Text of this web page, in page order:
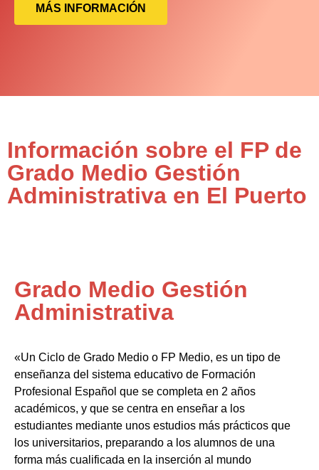
MÁS INFORMACIÓN
Información sobre el FP de
Grado Medio Gestión
Administrativa en El Puerto
Grado Medio Gestión
Administrativa
«Un Ciclo de Grado Medio o FP Medio, es un tipo de
enseñanza del sistema educativo de Formación
Profesional Español que se completa en 2 años
académicos, y que se centra en enseñar a los
estudiantes mediante unos estudios más prácticos que
los universitarios, preparando a los alumnos de una
forma más cualificada en la inserción al mundo